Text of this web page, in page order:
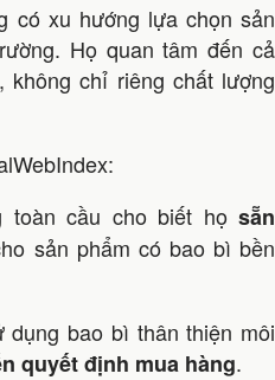
có xu hướng lựa chọn sản
Họ quan tâm đến cả
, không chỉ riêng chất lượng
toàn cầu cho biết họ sẵn
sản phẩm có bao bì bền
dụng bao bì thân thiện môi
quyết định mua hàng.